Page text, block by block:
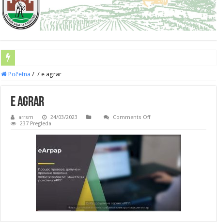
Početna / / e agrar
e agrar
arrsm 24/03/2023 Comments Offon
237 Pregleda